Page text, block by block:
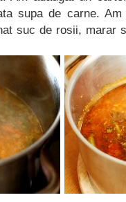
supa de carne.
suc de rosii, marar